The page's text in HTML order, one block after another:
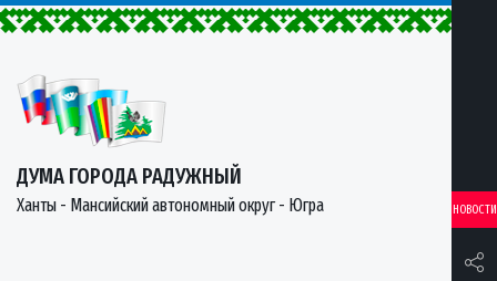
ДУМА ГОРОДА РАДУЖНЫЙ
Ханты - Мансийский автономный округ - Югра НОВОСТИ